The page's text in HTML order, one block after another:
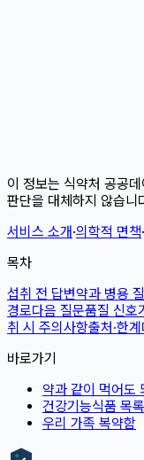
이 정보는 식약처 공공
판단을 대체하지 않습니
서비스 소개·의학적 면책·
목차
섭취 전 답변약과 병용
경로다음 질문품질 신호
취 시 주의사항출처·한계
바로가기
약과 같이 먹어도
건강기능식품 목록
우리 가족 복약함